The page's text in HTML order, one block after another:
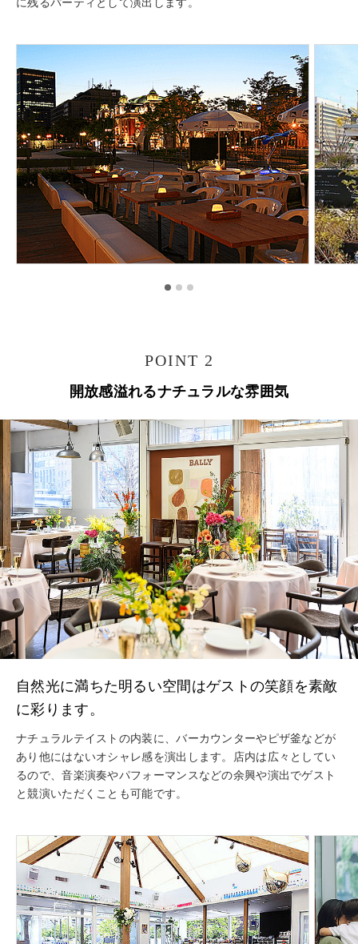
POINT 2
開放感溢れるナチュラルな雰囲気
自然光に満ちた明るい空間はゲストの笑顔を素敵
に彩ります。
ナチュラルテイストの内装に、バーカウンターやピザ釜などが
あり他にはないオシャレ感を演出します。店内は広々としてい
るので、音楽演奏やパフォーマンスなどの余興や演出でゲスト
と競演いただくことも可能です。